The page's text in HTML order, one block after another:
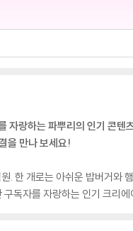
자랑하는 파뿌리의 인기 콘텐
을 만나 보세요!
. 한 개로는 아쉬운 밥버거와
독자를 자랑하는 인기 크리